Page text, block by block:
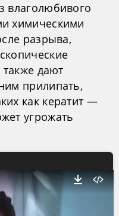
влаголюбивого
химическими
разрыва,
также дают
прилипать,
как кератит —
угрожать